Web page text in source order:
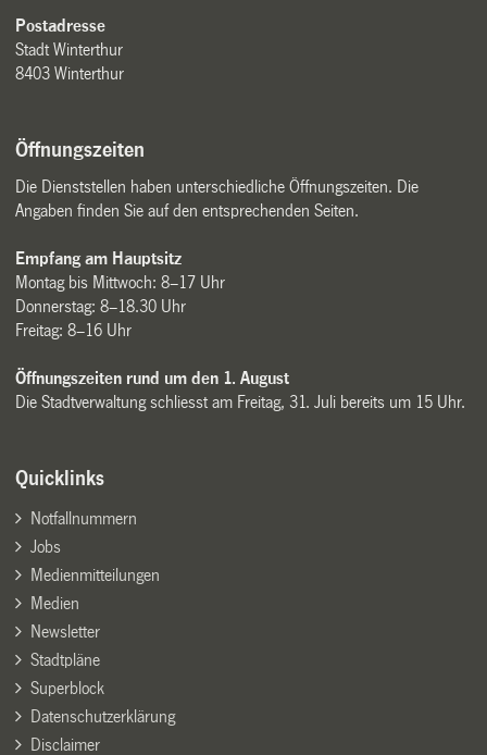
Postadresse
Stadt Winterthur
8403 Winterthur
Öffnungszeiten
Die Dienststellen haben unterschiedliche Öffnungszeiten. Die
Angaben finden Sie auf den entsprechenden Seiten.
Empfang am Hauptsitz
Montag bis Mittwoch: 8–17 Uhr
Donnerstag: 8–18.30 Uhr
Freitag: 8–16 Uhr
Öffnungszeiten rund um den 1. August
Die Stadtverwaltung schliesst am Freitag, 31. Juli bereits um 15 Uhr.
Quicklinks
Notfallnummern
Jobs
Medienmitteilungen
Medien
Newsletter
Stadtpläne
Superblock
Datenschutzerklärung
Disclaimer